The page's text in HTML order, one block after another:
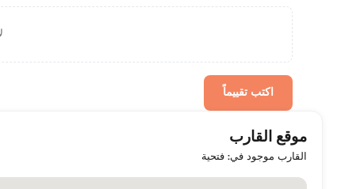
اكتب تقييماً
موقع القارب
القارب موجود في: فتحية